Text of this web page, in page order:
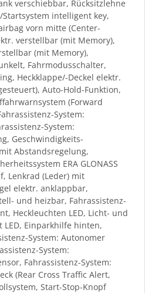
verschiebbar, Rücksitzlehne
intelligent key,
vorn mitte (Center-
verstellbar (mit Memory),
(mit Memory),
Fahrmodusschalter,
Heckklappe/-Deckel elektr.
Auto-Hold-Funktion,
(Forward
System:
System:
Geschwindigkeits-
Abstandsregelung,
ERA GLONASS
Lenkrad (Leder) mit
elektr. anklappbar,
und heizbar, Fahrassistenz-
Heckleuchten LED, Licht- und
LED, Einparkhilfe hinten,
System: Autonomer
System:
Fahrassistenz-System:
(Rear Cross Traffic Alert,
Start-Stop-Knopf